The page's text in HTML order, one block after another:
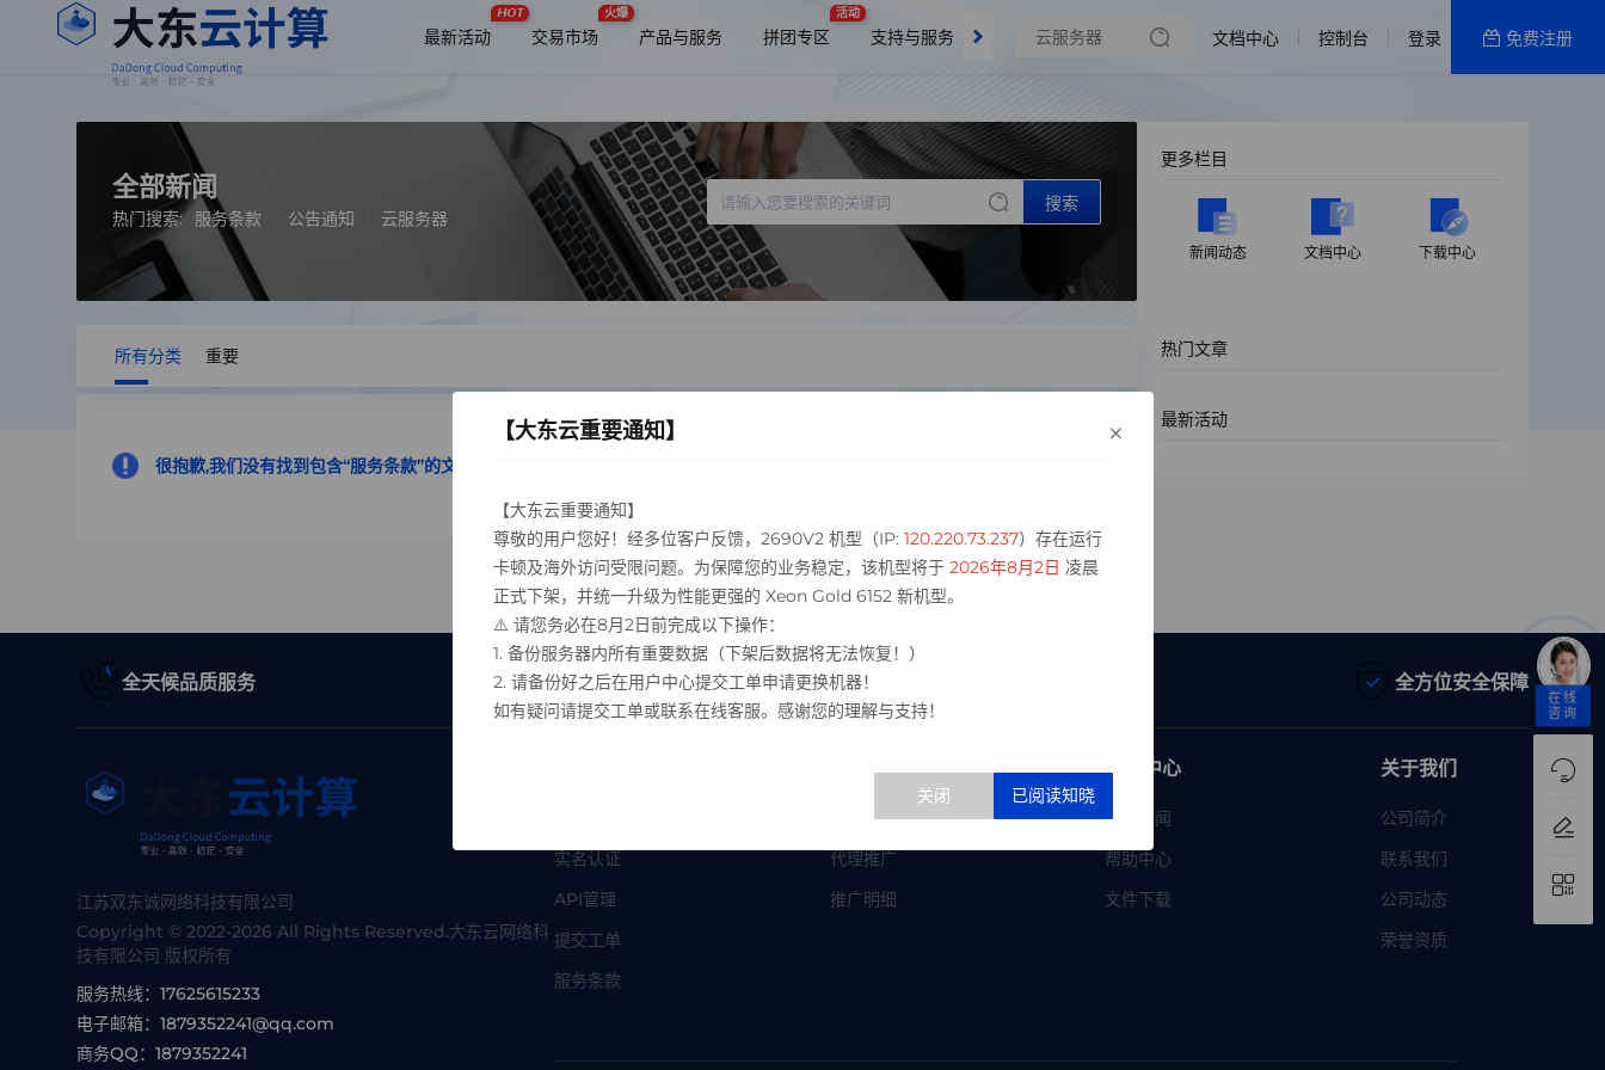
最新活动
HOT
交易市场
火爆
产品与服务 拼团专区
活动
支持与服务
了解我们
文档中心 控制台 登录 免费注册
全部新闻
热门搜索: 服务条款 公告通知 云服务器
搜索
所有分类 重要
很抱歉,我们没有找到包含“服务条款”的文章
更多栏目
新闻动态 文档中心 下载中心
热门文章
最新活动
全天候品质服务 极速服务应答 全方位安全保障
江苏双东诚网络科技有限公司
Copyright © 2022-2026 All Rights Reserved.大东云网络科
技有限公司 版权所有
服务热线： 17625615233
电子邮箱： 1879352241@qq.com
商务QQ： 1879352241
实名认证
API管理
提交工单
服务条款
代理系统
合作伙伴
代理推广
推广明细
帮助中心
行业新闻
帮助中心
文件下载
关于我们
公司简介
联系我们
公司动态
荣誉资质
在线
咨询
【大东云重要通知】
【大东云重要通知】
尊敬的用户您好！经多位客户反馈，2690V2 机型（IP: 120.220.73.237）存在运行
卡顿及海外访问受限问题。为保障您的业务稳定，该机型将于2026年8月2日 凌晨
正式下架，并统一升级为性能更强的 Xeon Gold 6152 新机型。
⚠️ 请您务必在8月2日前完成以下操作：
1. 备份服务器内所有重要数据（下架后数据将无法恢复！）
2. 请备份好之后在用户中心提交工单申请更换机器！
如有疑问请提交工单或联系在线客服。感谢您的理解与支持！
×